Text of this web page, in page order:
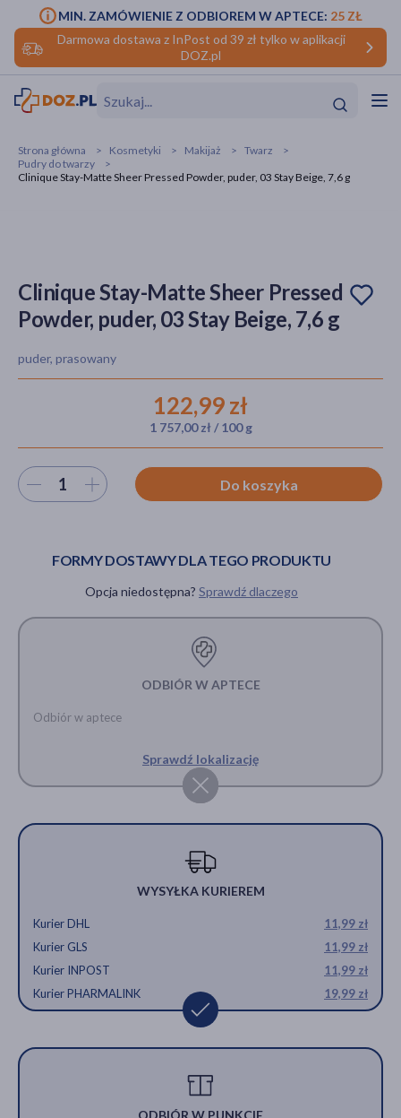
Darmowa dostawa z InPost od 39 zł tylko w aplikacji
DOZ.pl
MIN. ZAMÓWIENIE Z ODBIOREM W APTECE: 25 ZŁ
Hit
Strona główna Kosmetyki Makijaż
Twarz
Pudry do twarzy
Clinique Stay-Matte Sheer Pressed Powder, puder, 03 Stay Beige, 7,6 g
Clinique Stay-Matte Sheer Pressed
Powder, puder, 03 Stay Beige, 7,6 g
puder, prasowany
122,99 zł
1 757,00 zł / 100 g
Wybierz ilość Do koszyka
FORMY DOSTAWY DLA TEGO PRODUKTU
Opcja niedostępna? Sprawdź dlaczego
ODBIÓR W APTECE
Odbiór w aptece
Sprawdź lokalizację
WYSYŁKA KURIEREM
Kurier DHL
11,99 zł
Kurier GLS
11,99 zł
Kurier INPOST
11,99 zł
Kurier PHARMALINK
19,99 zł
ODBIÓR W PUNKCIE